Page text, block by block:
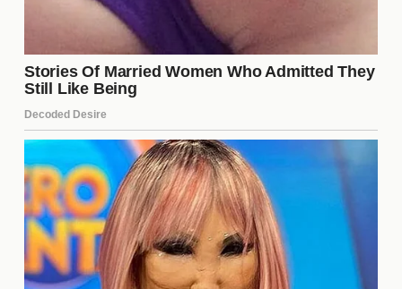
han expresado su descontento con la relación que
mantienen con su padre. A medida que estos
comentarios se han vuelto más frecuentes, han
sacado a la luz las tensiones que han existido
durante años, creando un clima de **fricción**
familiar que ha sorprendido a muchos seguidores
del actor.
¿Cómo ha afectado este
escándalo la carrera de Alain
Delon?